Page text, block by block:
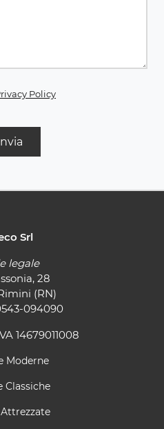
Policy
Srl
legale
28
(RN)
094090
14679011008
Moderne
Classiche